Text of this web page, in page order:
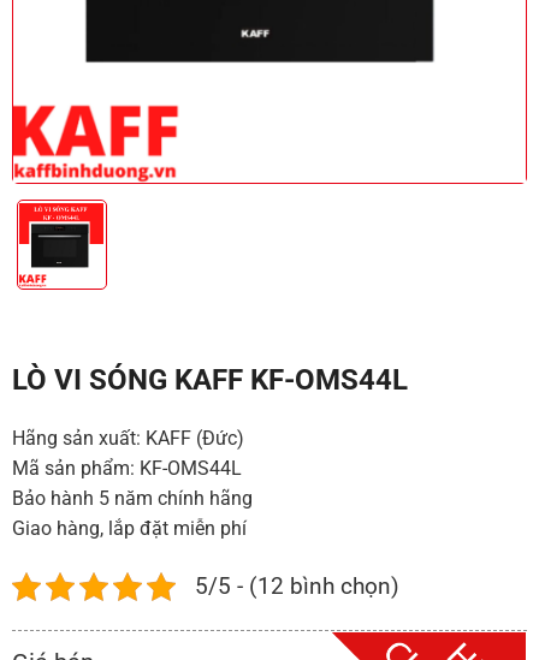
LÒ VI SÓNG KAFF KF-OMS44L
Hãng sản xuất: KAFF (Đức)
Mã sản phẩm: KF-OMS44L
Bảo hành 5 năm chính hãng
Giao hàng, lắp đặt miễn phí
5/5 - (12 bình chọn)